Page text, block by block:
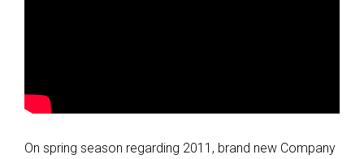
On spring season regarding 2011, brand new Company